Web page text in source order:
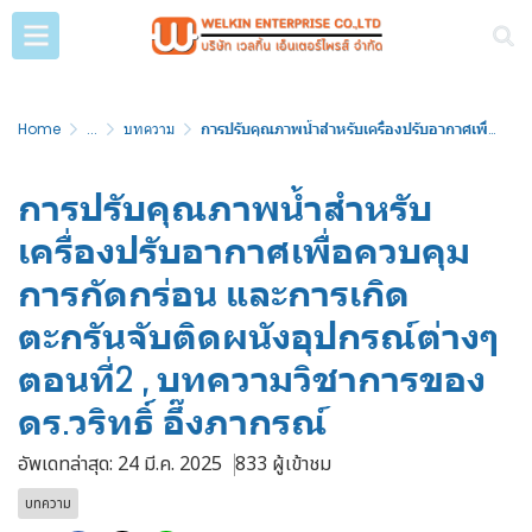
Home ... บทความ การปรับคุณภาพน้ำสำหรับเครื่องปรับอากาศเพื่อควบคุมการกัดกร่อน และการเกิดตะกรันจับติดผนังอุปกรณ์ต่างๆ ตอนที่2 , บทความวิชาการของดร.วริทธิ์ อึ๊งภากรณ์
การปรับคุณภาพน้ำสำหรับ
เครื่องปรับอากาศเพื่อควบคุม
การกัดกร่อน และการเกิด
ตะกรันจับติดผนังอุปกรณ์ต่างๆ
ตอนที่2 , บทความวิชาการของ
ดร.วริทธิ์ อึ๊งภากรณ์
อัพเดทล่าสุด: 24 มี.ค. 2025 833 ผู้เข้าชม
บทความ